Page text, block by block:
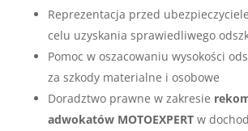
Reprezentacja przed
celu uzyskania sprawiedliwego
Pomoc w oszacowaniu wysokości
za szkody materialne i osobowe
Doradztwo prawne w zakresie
adwokatów MOTOEXPERTw